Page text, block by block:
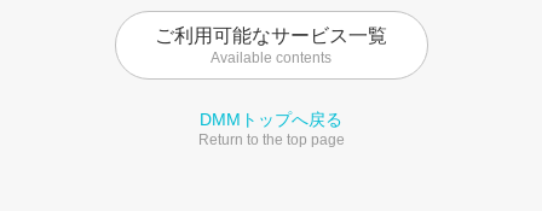
ご利用可能なサービス一覧
Available contents
DMMトップへ戻る
Return to the top page